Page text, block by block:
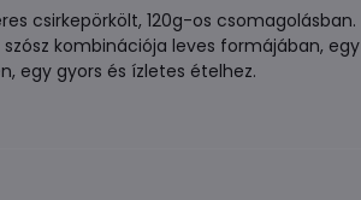
csirkepörkölt, 120g-os csomagolásban.
szósz kombinációja leves formájában, egy
egy gyors és ízletes ételhez.